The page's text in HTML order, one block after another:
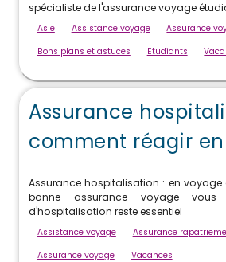
spécialiste de l'assurance voyage
Asie Assistance voyage
Assurance
Bons plans et astuces
Etudiants
Assurance
comment réagir
Assurance hospitalisation : en voyage
bonne assurance voyage
d'hospitalisation reste essentiel
Assistance voyage
Assurance
Assurance voyage
Vacances